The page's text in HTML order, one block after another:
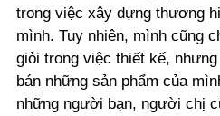
trong việc xây dựng thương
mình. Tuy nhiên, mình cũng
giỏi trong việc thiết kế,
bán những sản phẩm của
những người bạn, người chị